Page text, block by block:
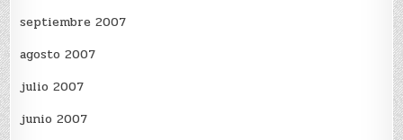
septiembre 2007
agosto 2007
julio 2007
junio 2007